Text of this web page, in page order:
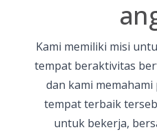
Kami memiliki misi
tempat beraktivitas
dan kami
tempat terbaik
untuk bekerja,